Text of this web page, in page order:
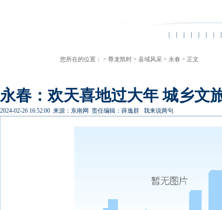
您所在的位置： > 尊龙凯时 > 县域风采 > 永春 > 正文
永春：欢天喜地过大年 城乡文
2024-02-26 16:52:00 来源：东南网 责任编辑：薛逸群 我来说两句